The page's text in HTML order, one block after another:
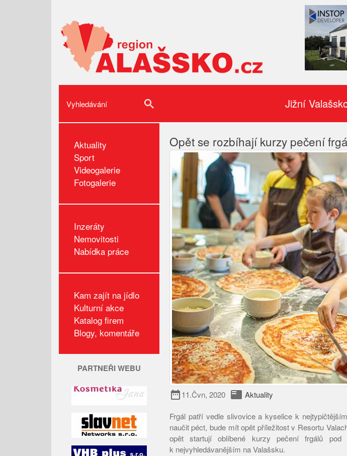
Jižní
Aktuality
Sport
Videogalerie
Fotogalerie
Inzeráty
Nemovitosti
Nabídka práce
Kam zajít na jídlo
Kulturní akce
Katalog firem
Blogy, komentáře
PARTNEŘI WEBU
Opět se rozbíhají kurzy pečení
date_range11.Čvn, 2020 featured_play_list Aktuality
Frgál patří vedle slivovice a kyselice k
naučit péct, bude mít opět příležitost v Resortu
opět startují oblíbené kurzy pečení frgálů
k nejvyhledávanějším na Valašsku.